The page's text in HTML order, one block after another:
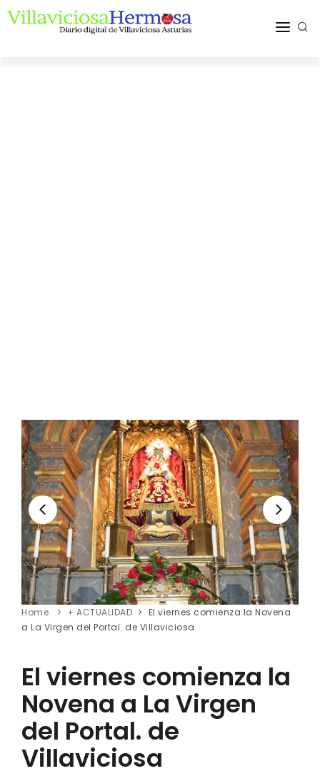
Home + ACTUALIDAD
El viernes comienza la Novena
a La Virgen del Portal. de Villaviciosa
El viernes comienza la
Novena a La Virgen
del Portal. de
Villaviciosa